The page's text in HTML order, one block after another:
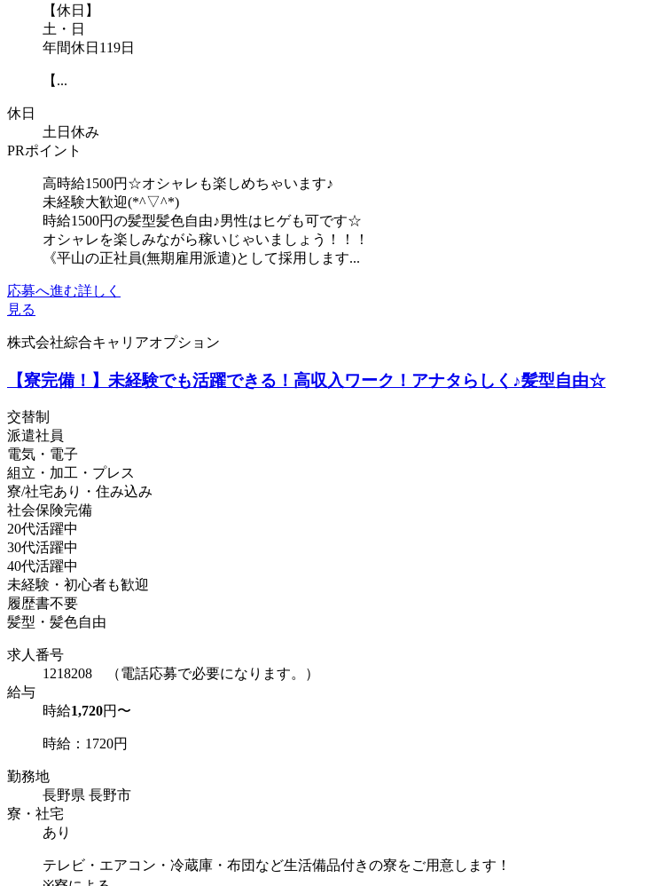
【休日】
土・日
年間休日119日
【...
休日
土日休み
PRポイント
高時給1500円☆オシャレも楽しめちゃいます♪
未経験大歓迎(*^▽^*)
時給1500円の髪型髪色自由♪男性はヒゲも可です☆
オシャレを楽しみながら稼いじゃいましょう！！！
《平山の正社員(無期雇用派遣)として採用します...
応募へ進む詳しく
見る
株式会社綜合キャリアオプション
【寮完備！】未経験でも活躍できる！高収入ワーク！アナタらしく♪髪型自由☆
交替制
派遣社員
電気・電子
組立・加工・プレス
寮/社宅あり・住み込み
社会保険完備
20代活躍中
30代活躍中
40代活躍中
未経験・初心者も歓迎
履歴書不要
髪型・髪色自由
求人番号
1218208 （電話応募で必要になります。）
給与
時給1,720円〜
時給：1720円
勤務地
長野県 長野市
寮・社宅
あり
テレビ・エアコン・冷蔵庫・布団など生活備品付きの寮をご用意します！